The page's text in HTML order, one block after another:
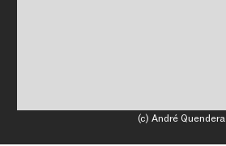
(c) André Quendera